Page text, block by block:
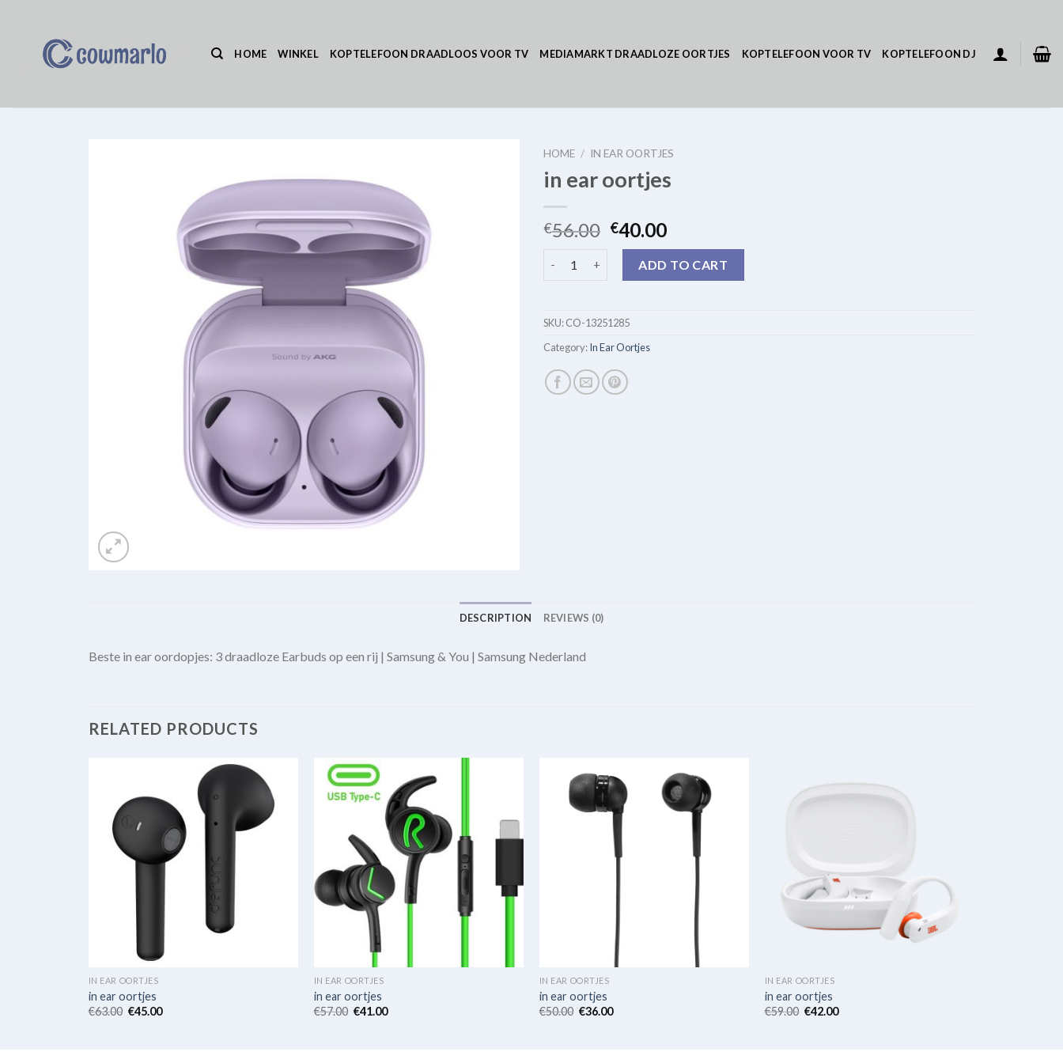
HOME WINKEL KOPTELEFOON DRAADLOOS VOOR TV MEDIAMARKT DRAADLOZE OORTJES KOPTELEFOON VOOR TV KOPTELEFOON DJ
HOME / IN EAR OORTJES
in ear oortjes
€56.00 €40.00
ADD TO CART
SKU:CO-13251285
Category:In Ear Oortjes
DESCRIPTION REVIEWS (0)
Beste in ear oordopjes: 3 draadloze Earbuds op een rij | Samsung & You | Samsung Nederland
RELATED PRODUCTS
IN EAR OORTJES
in ear oortjes
€63.00 €45.00
IN EAR OORTJES
in ear oortjes
€57.00 €41.00
IN EAR OORTJES
in ear oortjes
€50.00 €36.00
IN EAR OORTJES
in ear oortjes
€59.00 €42.00